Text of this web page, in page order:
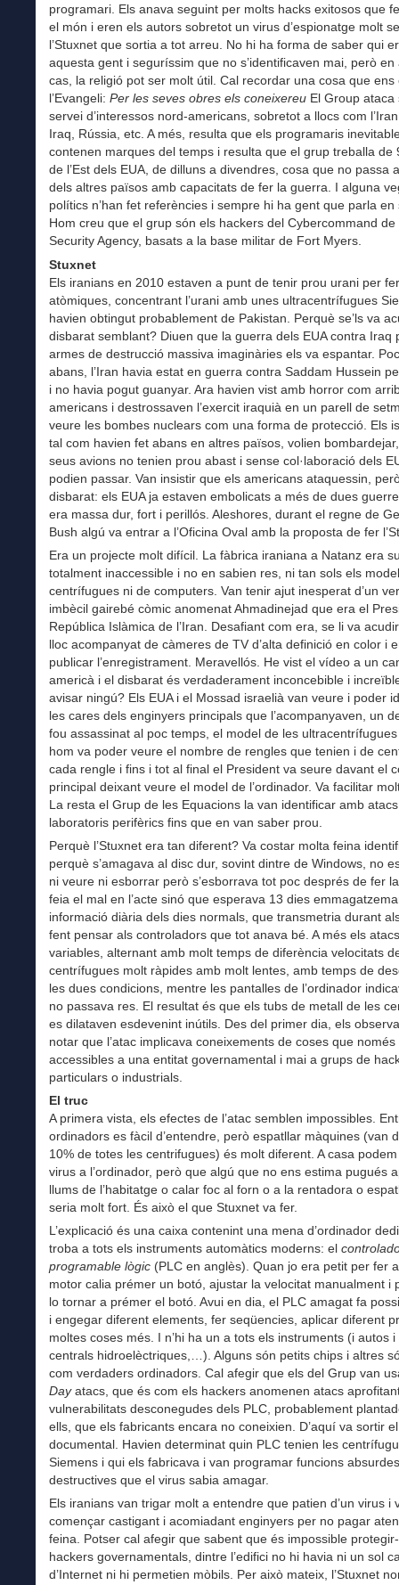
programari. Els anava seguint per molts hacks exitosos que
el món i eren els autors sobretot un virus d’espionatge molt
l’Stuxnet que sortia a tot arreu. No hi ha forma de saber qui
aquesta gent i seguríssim que no s’identificaven mai, però en
cas, la religió pot ser molt útil. Cal recordar una cosa que ens
l’Evangeli: Per les seves obres els coneixereu El Group ataca
servei d’interessos nord-americans, sobretot a llocs com
Iraq, Rússia, etc. A més, resulta que els programaris
contenen marques del temps i resulta que el grup treballa de
de l’Est dels EUA, de dilluns a divendres, cosa que no passa
dels altres països amb capacitats de fer la guerra. I alguna
polítics n’han fet referències i sempre hi ha gent que parla en
Hom creu que el grup són els hackers del Cybercommand de
Security Agency, basats a la base militar de Fort Myers.
Stuxnet
Els iranians en 2010 estaven a punt de tenir prou urani per
atòmiques, concentrant l’urani amb unes ultracentrífugues
havien obtingut probablement de Pakistan. Perquè se’ls va
disbarat semblant? Diuen que la guerra dels EUA contra Iraq
armes de destrucció massiva imaginàries els va espantar.
abans, l’Iran havia estat en guerra contra Saddam Hussein
i no havia pogut guanyar. Ara havien vist amb horror com
americans i destrossaven l’exercit iraquià en un parell de
veure les bombes nuclears com una forma de protecció. Els
tal com havien fet abans en altres països, volien
seus avions no tenien prou abast i sense col·laboració dels
podien passar. Van insistir que els americans ataquessin,
disbarat: els EUA ja estaven embolicats a més de dues
era massa dur, fort i perillós. Aleshores, durant el regne de
Bush algú va entrar a l’Oficina Oval amb la proposta de fer
Era un projecte molt difícil. La fàbrica iraniana a Natanz era
totalment inaccessible i no en sabien res, ni tan sols els
centrífugues ni de computers. Van tenir ajut inesperat d’un
imbècil gairebé còmic anomenat Ahmadinejad que era el
República Islàmica de l’Iran. Desafiant com era, se li va
lloc acompanyat de càmeres de TV d’alta definició en color i
publicar l’enregistrament. Meravellós. He vist el vídeo a un
americà i el disbarat és verdaderament inconcebible i
avisar ningú? Els EUA i el Mossad israelià van veure i poder
les cares dels enginyers principals que l’acompanyaven, un
fou assassinat al poc temps, el model de les
hom va poder veure el nombre de rengles que tenien i de
cada rengle i fins i tot al final el President va seure davant el
principal deixant veure el model de l’ordinador. Va facilitar
La resta el Grup de les Equacions la van identificar amb
laboratoris perifèrics fins que en van saber prou.
Perquè l’Stuxnet era tan diferent? Va costar molta feina
perquè s’amagava al disc dur, sovint dintre de Windows, no
ni veure ni esborrar però s’esborrava tot poc després de fer
feia el mal en l’acte sinó que esperava 13 dies
informació diària dels dies normals, que transmetria durant
fent pensar als controladors que tot anava bé. A més els
variables, alternant amb molt temps de diferència velocitats
centrífugues molt ràpides amb molt lentes, amb temps de
les dues condicions, mentre les pantalles de l’ordinador
no passava res. El resultat és que els tubs de metall de les
es dilataven esdevenint inútils. Des del primer dia, els
notar que l’atac implicava coneixements de coses que només
accessibles a una entitat governamental i mai a grups de
particulars o industrials.
El truc
A primera vista, els efectes de l’atac semblen impossibles.
ordinadors es fàcil d’entendre, però espatllar màquines (van
10% de totes les centrifugues) és molt diferent. A casa
virus a l’ordinador, però que algú que no ens estima pugués
llums de l’habitatge o calar foc al forn o a la rentadora o
seria molt fort. És això el que Stuxnet va fer.
L’explicació és una caixa contenint una mena d’ordinador
troba a tots els instruments automàtics moderns: el
programable lògic (PLC en anglès). Quan jo era petit per fer
motor calia prémer un botó, ajustar la velocitat manualment i
lo tornar a prémer el botó. Avui en dia, el PLC amagat fa
i engegar diferent elements, fer seqüencies, aplicar diferent
moltes coses més. I n’hi ha un a tots els instruments (i autos i
centrals hidroelèctriques,…). Alguns són petits chips i altres
com verdaders ordinadors. Cal afegir que els del Grup van
Dayatacs, que és com els hackers anomenen atacs
vulnerabilitats desconegudes dels PLC, probablement
ells, que els fabricants encara no coneixien. D’aquí va sortir
documental. Havien determinat quin PLC tenien les
Siemens i qui els fabricava i van programar funcions
destructives que el virus sabia amagar.
Els iranians van trigar molt a entendre que patien d’un virus i
començar castigant i acomiadant enginyers per no pagar
feina. Potser cal afegir que sabent que és impossible
hackers governamentals, dintre l’edifici no hi havia ni un sol
d’Internet ni hi permetien mòbils. Per això mateix, l’Stuxnet